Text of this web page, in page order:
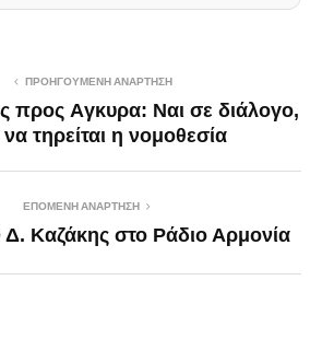
ΠΡΟΗΓΟΎΜΕΝΗ ΑΝΆΡΤΗΣΗ
προς Aγκυρα: Nαι σε διάλογο,
τηρείται η νομοθεσία
ΕΠΌΜΕΝΗ ΑΝΆΡΤΗΣΗ
Καζάκης στο Ράδιο Αρμονία